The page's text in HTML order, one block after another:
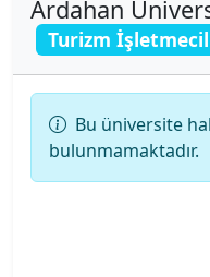
Antalya Bilim
Ardahan
Arkın Yaratıcı
Artvin Çoruh
Ardahan
Turizm
Bu üniversite
bulunmamaktadır.